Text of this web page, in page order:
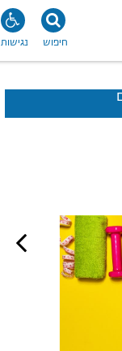
נגישות חיפוש